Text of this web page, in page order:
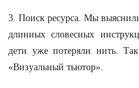
3. Поиск ресурса. Мы
длинных словесных
дети уже потеряли нить.
«Визуальный тьютор».